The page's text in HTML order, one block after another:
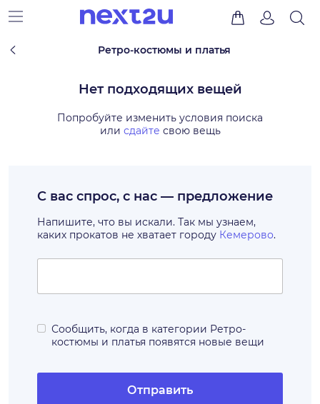
Ретро-костюмы и платья
Нет подходящих вещей
Попробуйте изменить условия поиска
или сдайте свою вещь
С вас спрос, с нас — предложение
Напишите, что вы искали. Так мы узнаем,
каких прокатов не хватает городу Кемерово.
Сообщить, когда в категории Ретро-
костюмы и платья появятся новые вещи
Отправить